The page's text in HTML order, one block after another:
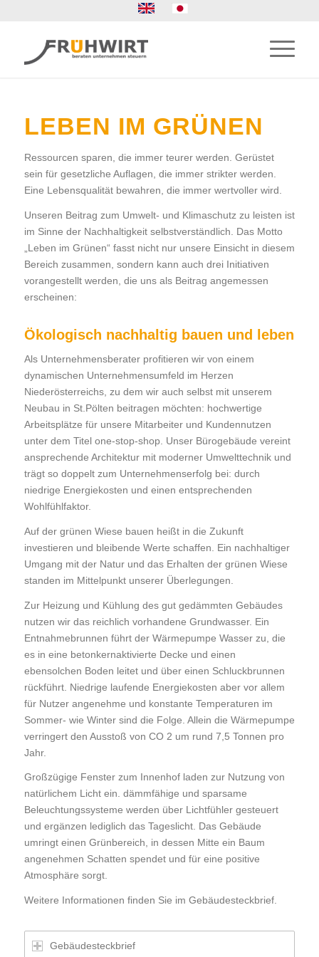
LEBEN IM GRÜNEN
Ressourcen sparen, die immer teurer werden. Gerüstet
sein für gesetzliche Auflagen, die immer strikter werden.
Eine Lebensqualität bewahren, die immer wertvoller wird.
Unseren Beitrag zum Umwelt- und Klimaschutz zu leisten ist
im Sinne der Nachhaltigkeit selbstverständlich. Das Motto
„Leben im Grünen“ fasst nicht nur unsere Einsicht in diesem
Bereich zusammen, sondern kann auch drei Initiativen
vorangestellt werden, die uns als Beitrag angemessen
erscheinen:
Ökologisch nachhaltig bauen und leben
Als Unternehmensberater profitieren wir von einem
dynamischen Unternehmensumfeld im Herzen
Niederösterreichs, zu dem wir auch selbst mit unserem
Neubau in St.Pölten beitragen möchten: hochwertige
Arbeitsplätze für unsere Mitarbeiter und Kundennutzen
unter dem Titel one-stop-shop. Unser Bürogebäude vereint
ansprechende Architektur mit moderner Umwelttechnik und
trägt so doppelt zum Unternehmenserfolg bei: durch
niedrige Energiekosten und einen entsprechenden
Wohlfühlfaktor.
Auf der grünen Wiese bauen heißt in die Zukunft
investieren und bleibende Werte schaffen. Ein nachhaltiger
Umgang mit der Natur und das Erhalten der grünen Wiese
standen im Mittelpunkt unserer Überlegungen.
Zur Heizung und Kühlung des gut gedämmten Gebäudes
nutzen wir das reichlich vorhandene Grundwasser. Ein
Entnahmebrunnen führt der Wärmepumpe Wasser zu, die
es in eine betonkernaktivierte Decke und einen
ebensolchen Boden leitet und über einen Schluckbrunnen
rückführt. Niedrige laufende Energiekosten aber vor allem
für Nutzer angenehme und konstante Temperaturen im
Sommer- wie Winter sind die Folge. Allein die Wärmepumpe
verringert den Ausstoß von CO 2 um rund 7,5 Tonnen pro
Jahr.
Großzügige Fenster zum Innenhof laden zur Nutzung von
natürlichem Licht ein. dämmfähige und sparsame
Beleuchtungssysteme werden über Lichtfühler gesteuert
und ergänzen lediglich das Tageslicht. Das Gebäude
umringt einen Grünbereich, in dessen Mitte ein Baum
angenehmen Schatten spendet und für eine positive
Atmosphäre sorgt.
Weitere Informationen finden Sie im Gebäudesteckbrief.
Gebäudesteckbrief